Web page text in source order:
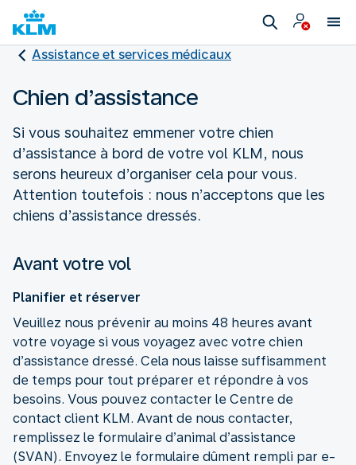
Assistance et services médicaux
Chien d’assistance
Si vous souhaitez emmener votre chien
d’assistance à bord de votre vol KLM, nous
serons heureux d’organiser cela pour vous.
Attention toutefois : nous n’acceptons que les
chiens d’assistance dressés.
Avant votre vol
Planifier et réserver
Veuillez nous prévenir au moins 48 heures avant
votre voyage si vous voyagez avec votre chien
d’assistance dressé. Cela nous laisse suffisamment
de temps pour tout préparer et répondre à vos
besoins. Vous pouvez contacter le Centre de
contact client KLM. Avant de nous contacter,
remplissez le formulaire d’animal d’assistance
(SVAN). Envoyez le formulaire dûment rempli par e-